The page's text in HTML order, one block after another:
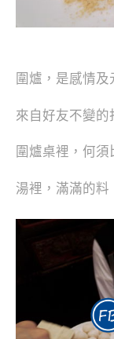
圍爐，是感情
來自好友不變的
圍爐桌裡，何
湯裡，滿滿的料